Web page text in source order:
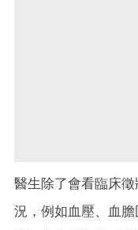
醫生除了會看臨床
況，例如血壓、血